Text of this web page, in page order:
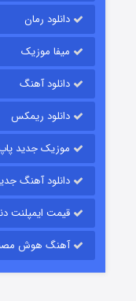
دانلود رمان
میفا موزیک
دانلود آهنگ
دانلود ریمکس
موزیک جدید
دانلود آهنگ
قیمت ایمپلنت
آهنگ هوش